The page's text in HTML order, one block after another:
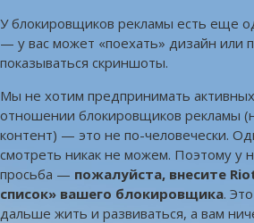
У блокировщиков рекламы есть еще
— у вас может «поехать» дизайн или
показываться скриншоты.
Мы не хотим предпринимать
отношении блокировщиков рекламы
контент) — это не по-человечески.
смотреть никак не можем. Поэтому у
просьба — пожалуйста, внесите
список» вашего блокировщика.
дальше жить и развиваться, а вам